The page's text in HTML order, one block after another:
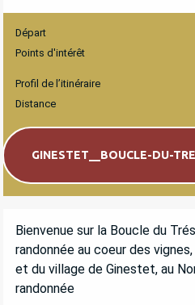
INFORMATIONS
Départ
Points d'intérêt
Profil de l’itinéraire
Distance
Documentation
GINESTET__BOUCLE-DU-
DESCRIPTION
Bienvenue sur la Boucle du
randonnée au coeur des
et du village de Ginestet, au
randonnée